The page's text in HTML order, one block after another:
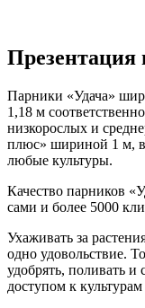
Презентация
Парники «Удача»
1,18 м
низкорослых и
плюс» шириной 1 м,
любые культуры.
Качество парников
сами и более 5000
Ухаживать за
одно удовольствие.
удобрять, поливать и
доступом к